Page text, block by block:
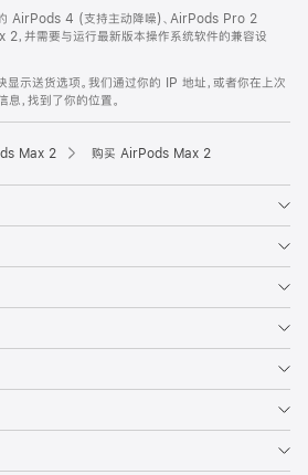
AirPods 4 (支持主动降噪)、AirPods Pro 2
，并需要与运行最新版本操作系统软件的兼容设
显示送货选项。我们通过你的 IP 地址，或者你在上次
，找到了你的位置。
Max 2 购买 AirPods Max 2